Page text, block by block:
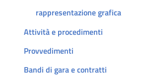
rappresentazione grafica
Attività e procedimenti
Provvedimenti
Bandi di gara e contratti